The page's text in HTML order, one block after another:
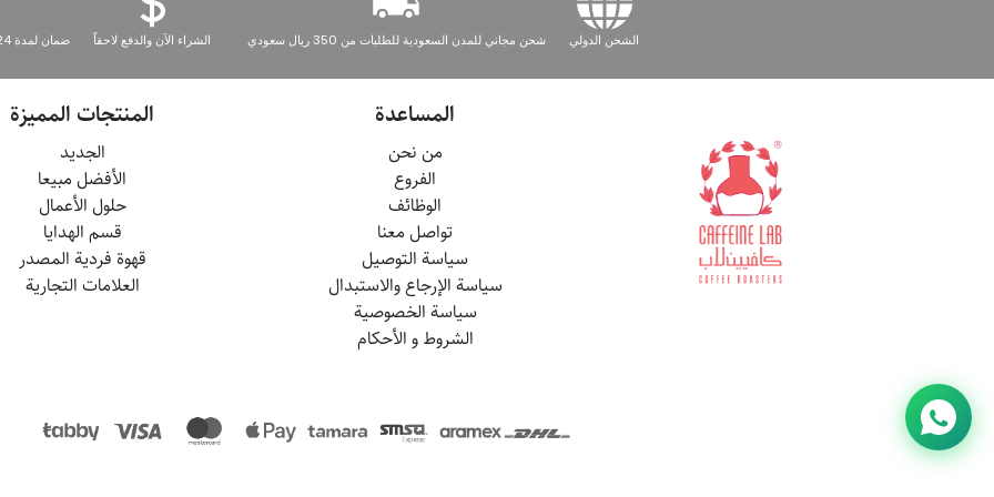
الشحن الدولي شحن مجاني للمدن السعودية للطلبات من 350 ريال سعودي الشراء الآن والدفع لاحقاً ضمان لمدة 24 شهرًا على المعدات المنزلية
المساعدة
من نحن
الفروع
الوظائف
تواصل معنا
سياسة التوصيل
سياسة الإرجاع والاستبدال
سياسة الخصوصية
الشروط و الأحكام
المنتجات المميزة
الجديد
الأفضل مبيعا
حلول الأعمال
قسم الهدايا
قهوة فردية المصدر
العلامات التجارية